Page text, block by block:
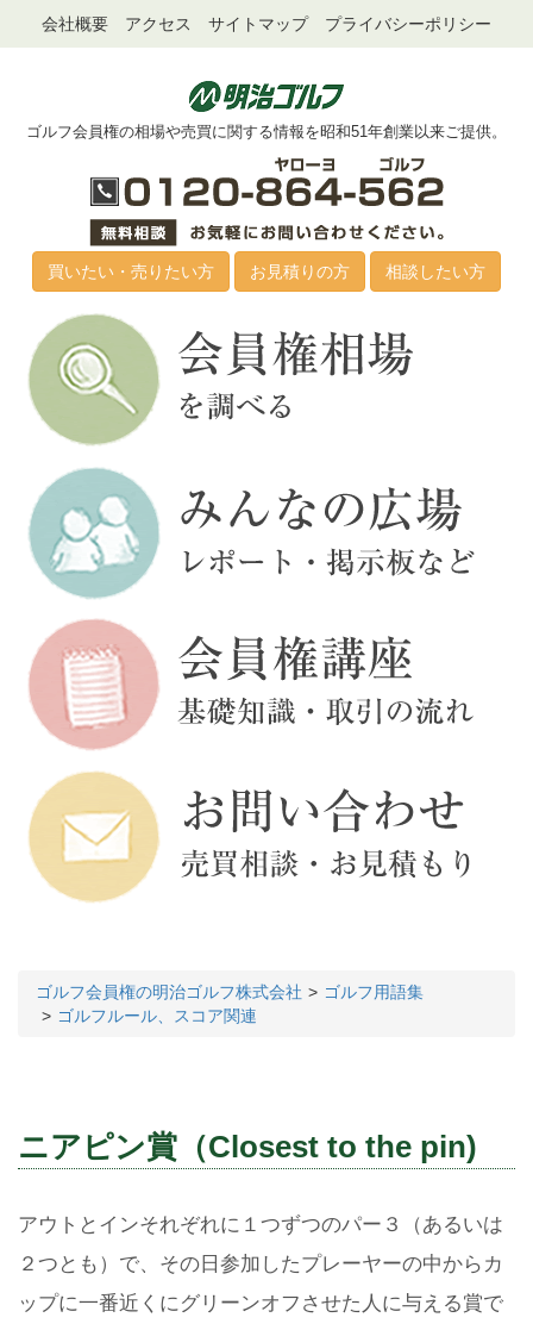
会社概要 アクセス サイトマップ プライバシーポリシー
ゴルフ会員権の相場や売買に関する情報を昭和51年創業以来ご提供。
買いたい・売りたい方 お見積りの方 相談したい方
ゴルフ会員権の明治ゴルフ株式会社
ゴルフ用語集
ゴルフルール、スコア関連
ニアピン賞（Closest to the pin)
アウトとインそれぞれに１つずつのパー３（あるいは
２つとも）で、その日参加したプレーヤーの中からカ
ップに一番近くにグリーンオフさせた人に与える賞で